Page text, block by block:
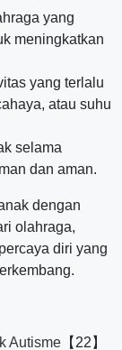
yang
meningkatkan
yang terlalu
atau suhu
selama
dan aman.
dengan
olahraga,
diri yang
Autisme 【22】